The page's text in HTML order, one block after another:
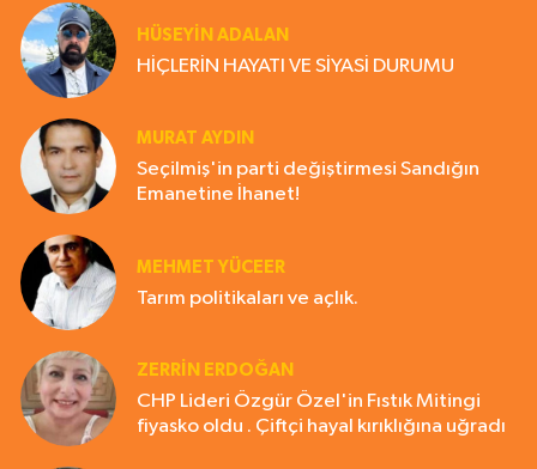
HÜSEYIN ADALAN
HİÇLERİN HAYATI VE SİYASİ DURUMU
MURAT AYDIN
Seçilmiş'in parti değiştirmesi Sandığın
Emanetine İhanet!
MEHMET YÜCEER
Tarım politikaları ve açlık.
ZERRIN ERDOĞAN
CHP Lideri Özgür Özel'in Fıstık Mitingi
fiyasko oldu . Çiftçi hayal kırıklığına uğradı